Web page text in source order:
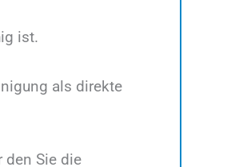
ist.
als direkte
den Sie die